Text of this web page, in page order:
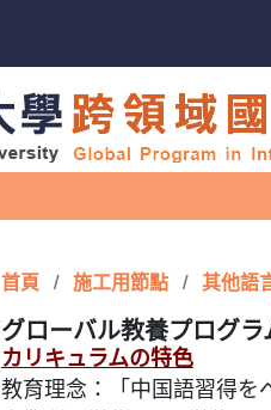
首頁 / 施工用節點 / 其他語
グローバル教養プログラ
カリキュラムの特色
教育理念：「中国語習得を